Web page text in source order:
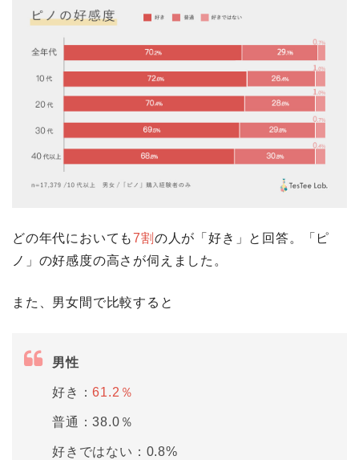
どの年代においても7割 の人が「好き」と回答。「ピ
ノ」の好感度の高さが伺えました。
また、男女間で比較すると
男性
好き：61.2％
普通：38.0％
好きではない：0.8%